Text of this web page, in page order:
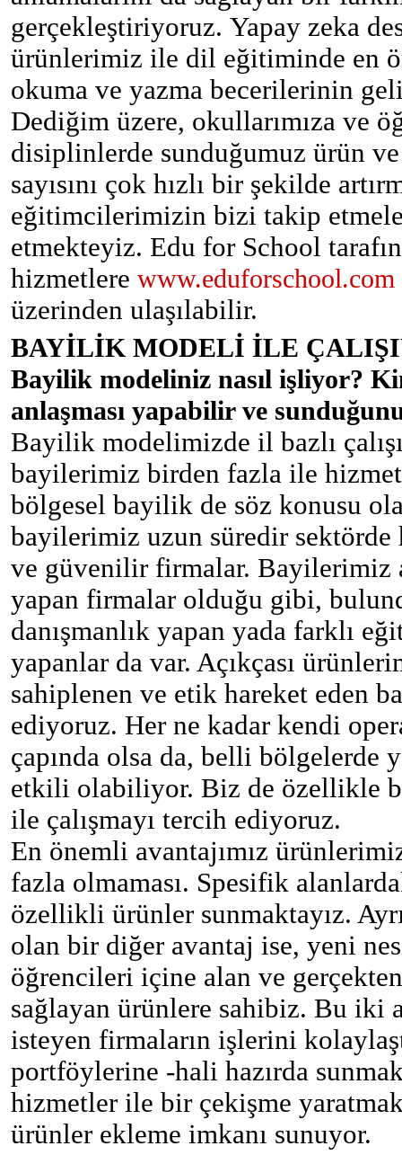
gerçekleştiriyoruz. Yapay zeka
ürünlerimiz ile dil eğitiminde en
okuma ve yazma becerilerinin
Dediğim üzere, okullarımıza ve
disiplinlerde sunduğumuz ürün
sayısını çok hızlı bir şekilde
eğitimcilerimizin bizi takip
etmekteyiz. Edu for School
hizmetlere www.eduforschool.com
üzerinden ulaşılabilir.
BAYİLİK MODELİ İLE
Bayilik modeliniz nasıl işliyor?
anlaşması yapabilir ve
Bayilik modelimizde il bazlı
bayilerimiz birden fazla ile
bölgesel bayilik de söz konusu
bayilerimiz uzun süredir
ve güvenilir firmalar. Bayilerimiz
yapan firmalar olduğu gibi,
danışmanlık yapan yada farklı
yapanlar da var. Açıkçası
sahiplenen ve etik hareket eden
ediyoruz. Her ne kadar kendi
çapında olsa da, belli bölgelerde
etkili olabiliyor. Biz de özellikle
ile çalışmayı tercih ediyoruz.
En önemli avantajımız
fazla olmaması. Spesifik
özellikli ürünler sunmaktayız.
olan bir diğer avantaj ise, yeni
öğrencileri içine alan ve
sağlayan ürünlere sahibiz. Bu iki
isteyen firmaların işlerini
portföylerine -hali hazırda
hizmetler ile bir çekişme
ürünler ekleme imkanı sunuyor.